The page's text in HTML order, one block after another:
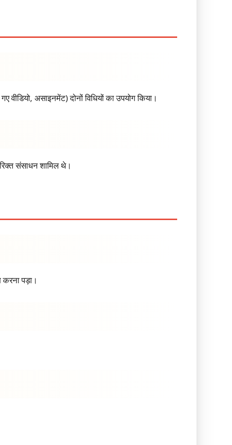
असाइनमेंट) दोनों विधियों का उपयोग किया।
संसाधन शामिल थे।
पड़ा।